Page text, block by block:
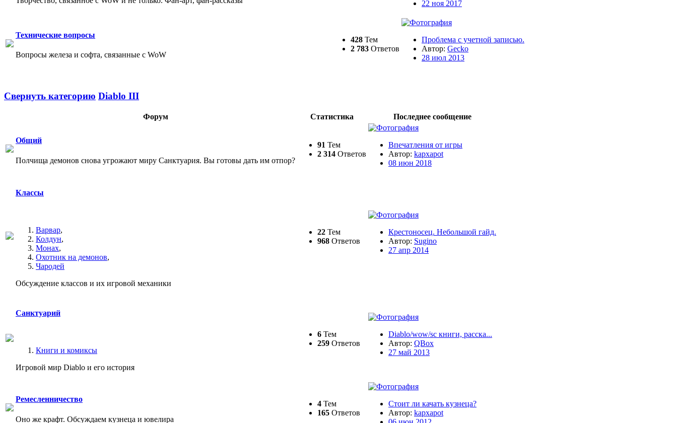
22 ноя 2017
Технические вопросы
Вопросы железа и софта, связанные с WoW
428 Тем
2 783 Ответов
Проблема с учетной записью.
Автор: Gecko
28 июл 2013
Свернуть категорию Diablo III
Форум Статистика Последнее сообщение
Общий
Полчища демонов снова угрожают миру Санктуария. Вы готовы дать им отпор?
91 Тем
2 314 Ответов
Впечатления от игры
Автор: kapxapot
08 июн 2018
Классы
Варвар,
Колдун,
Монах,
Охотник на демонов,
Чародей
Обсуждение классов и их игровой механики
22 Тем
968 Ответов
Крестоносец. Небольшой гайд.
Автор: Sugino
27 апр 2014
Санктуарий
Книги и комиксы
Игровой мир Diablo и его история
6 Тем
259 Ответов
Diablo/wow/sс книги, расска...
Автор: QBox
27 май 2013
Ремесленничество
Оно же крафт. Обсуждаем кузнеца и ювелира
4 Тем
165 Ответов
Стоит ли качать кузнеца?
Автор: kapxapot